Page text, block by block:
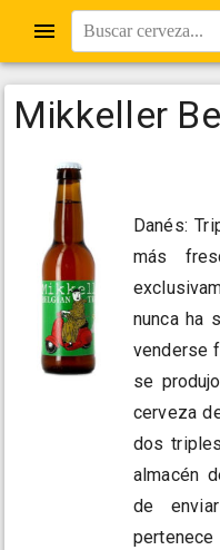
Buscar cerveza...
Mikkeller
Danés:
más
nunca ha
venderse
se
cerveza
dos
almacén
de